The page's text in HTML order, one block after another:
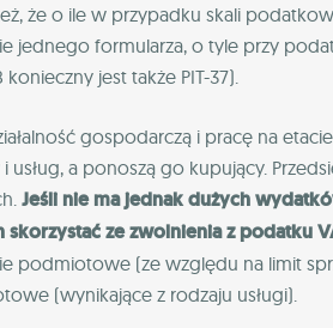
że o ile w przypadku skali
jednego formularza, o tyle przy
konieczny jest także PIT-37).
gospodarczą i pracę na
usług, a ponoszą go kupujący.
Jeśli nie ma jednak dużych
ze zwolnienia z podatku
podmiotowe (ze względu na limit
(wynikające z rodzaju usługi).